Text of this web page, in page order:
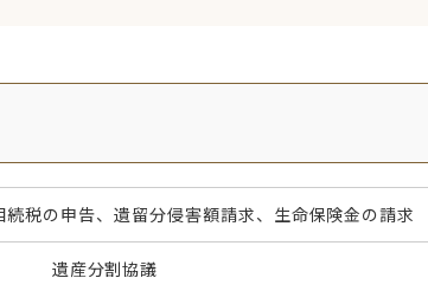
税の申告、遺留分侵害額請求、生命保険金の請求
遺産分割協議